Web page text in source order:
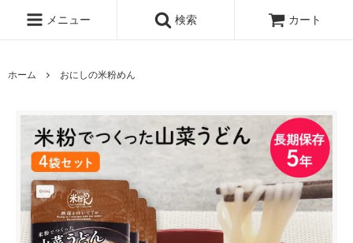
メニュー 検索 カート
ホーム おにしの米粉めん